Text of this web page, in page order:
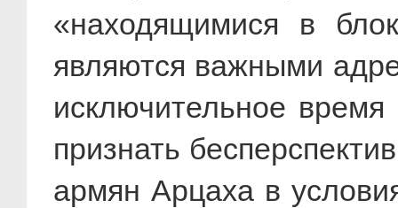
«находящимися в
являются важными
исключительное
признать
армян Арцаха в